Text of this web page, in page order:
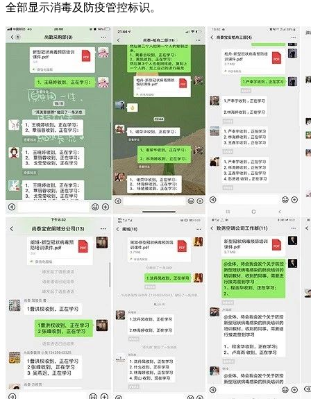
全部显示消毒及防疫管控标识。